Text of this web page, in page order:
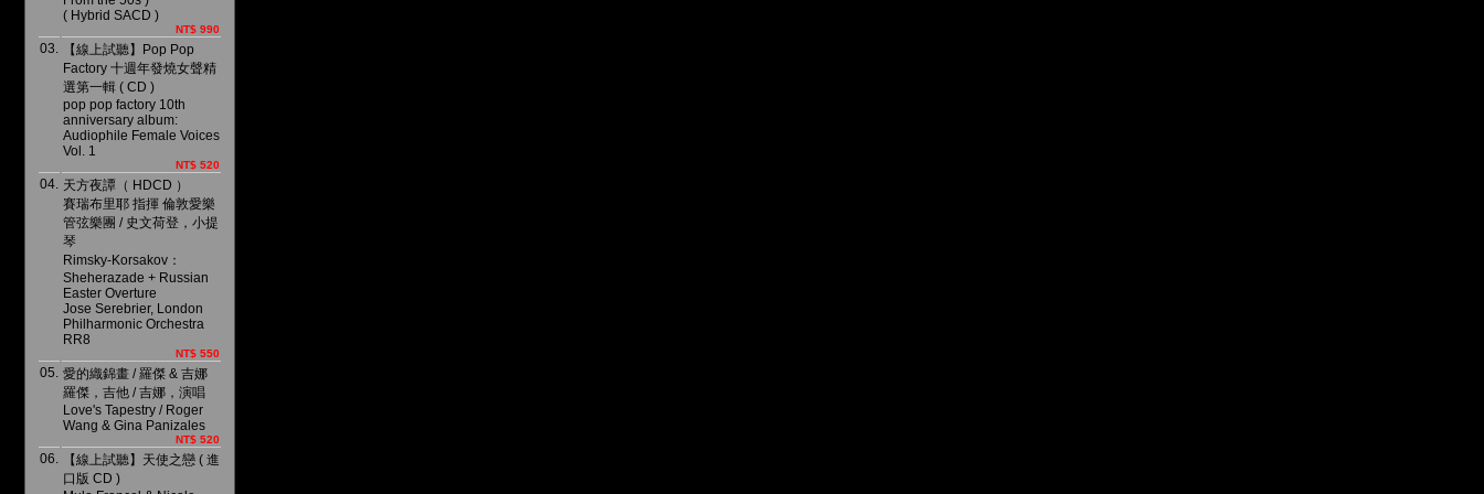
( Hybrid SACD )
NT$ 990
03.
【線上試聽】Pop Pop
Factory 十週年發燒女聲精
選第一輯 ( CD )
pop pop factory 10th
anniversary album:
Audiophile Female Voices
Vol. 1
NT$ 520
04. 天方夜譚（ HDCD ）
賽瑞布里耶 指揮 倫敦愛樂
管弦樂團 / 史文荷登，小提
琴
Rimsky-Korsakov：
Sheherazade + Russian
Easter Overture
Jose Serebrier, London
Philharmonic Orchestra
RR8
NT$ 550
05. 愛的織錦畫 / 羅傑 & 吉娜
羅傑，吉他 / 吉娜，演唱
Love's Tapestry / Roger
Wang & Gina Panizales
NT$ 520
06.
【線上試聽】天使之戀 ( 進
口版 CD )